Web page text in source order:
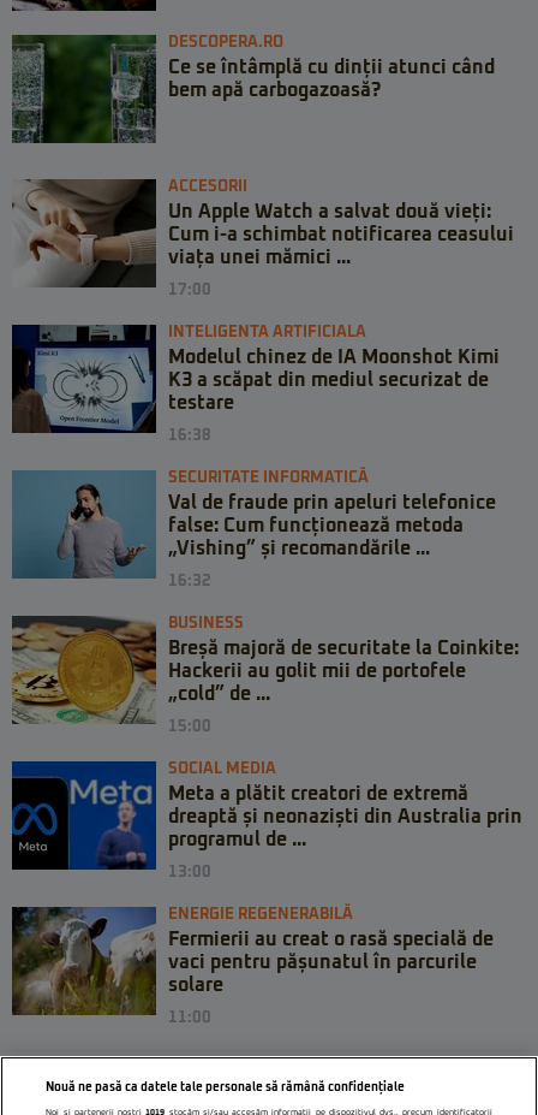
DESCOPERA.RO
Ce se întâmplă cu dinții atunci când
bem apă carbogazoasă?
ACCESORII
Un Apple Watch a salvat două vieți:
Cum i-a schimbat notificarea ceasului
viața unei mămici ...
17:00
INTELIGENTA ARTIFICIALA
Modelul chinez de IA Moonshot Kimi
K3 a scăpat din mediul securizat de
testare
16:38
SECURITATE INFORMATICĂ
Val de fraude prin apeluri telefonice
false: Cum funcționează metoda
„Vishing” și recomandările ...
16:32
BUSINESS
Breșă majoră de securitate la Coinkite:
Hackerii au golit mii de portofele
„cold” de ...
15:00
SOCIAL MEDIA
Meta a plătit creatori de extremă
dreaptă și neonaziști din Australia prin
programul de ...
13:00
ENERGIE REGENERABILĂ
Fermierii au creat o rasă specială de
vaci pentru pășunatul în parcurile
solare
11:00
Nouă ne pasă ca datele tale personale să rămână confidențiale
Noi și partenerii noștri1019 stocăm și/sau accesăm informații pe dispozitivul dvs., precum identificatorii